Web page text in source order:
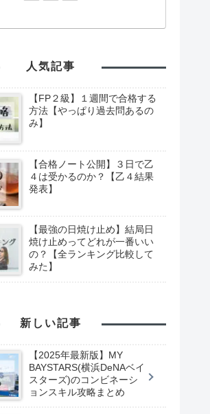
人気記事
【FP２級】１週間で合格する
方法【やっぱり過去問あるの
み】
【合格ノート公開】３日で乙
４は受かるのか？【乙４結果
発表】
【最強の日焼け止め】結局日
焼け止めってどれが一番いい
の？【全ランキング比較して
みた】
新しい記事
【2025年最新版】MY
BAYSTARS(横浜DeNAベイ
スターズ)のコンビネーシ
ョンスキル攻略まとめ